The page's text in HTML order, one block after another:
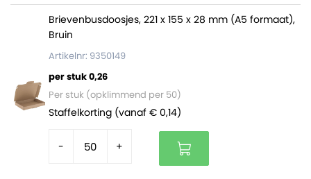
Brievenbusdoosjes, 221 x 155 x 28 mm (A5 formaat),
Bruin
Artikelnr: 9350149
per stuk 0,26
Per stuk (opklimmend per 50)
Staffelkorting (vanaf € 0,14)
- +